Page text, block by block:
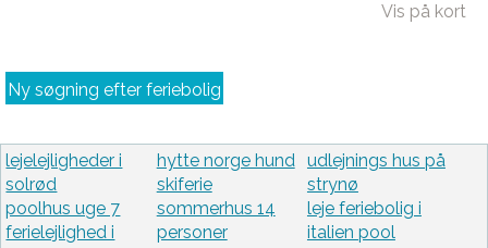
Vis på kort
Ny søgning efter feriebolig
lejelejligheder i
solrød
poolhus uge 7
ferielejlighed i
hytte norge hund
skiferie
sommerhus 14
personer
udlejnings hus på
strynø
leje feriebolig i
italien pool